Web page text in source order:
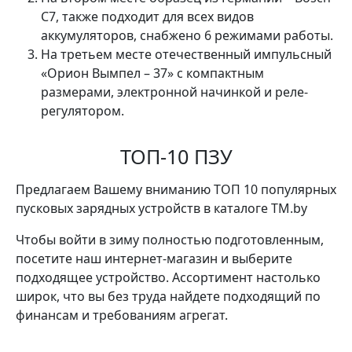
C7, также подходит для всех видов
аккумуляторов, снабжено 6 режимами работы.
На третьем месте отечественный импульсный
«Орион Вымпел – 37» с компактным
размерами, электронной начинкой и реле-
регулятором.
ТОП-10 ПЗУ
Предлагаем Вашему вниманию ТОП 10 популярных
пусковых зарядных устройств в каталоге TM.by
Чтобы войти в зиму полностью подготовленным,
посетите наш интернет-магазин и выберите
подходящее устройство. Ассортимент настолько
широк, что вы без труда найдете подходящий по
финансам и требованиям агрегат.